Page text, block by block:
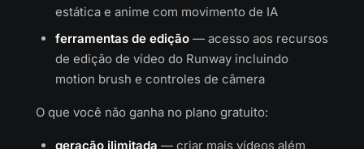
estática e anime com movimento de IA
ferramentas de edição — acesso aos recursos
de edição de vídeo do Runway incluindo
motion brush e controles de câmera
O que você não ganha no plano gratuito:
geração ilimitada — criar mais vídeos além